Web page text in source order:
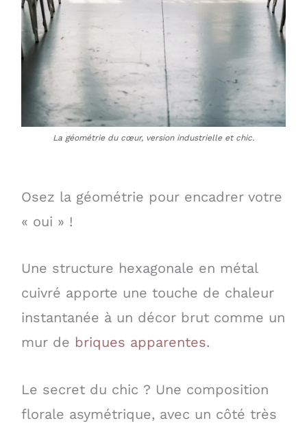
La géométrie du cœur, version industrielle et chic.
Osez la géométrie pour encadrer votre
« oui » !
Une structure hexagonale en métal
cuivré apporte une touche de chaleur
instantanée à un décor brut comme un
mur de briques apparentes.
Le secret du chic ? Une composition
florale asymétrique, avec un côté très